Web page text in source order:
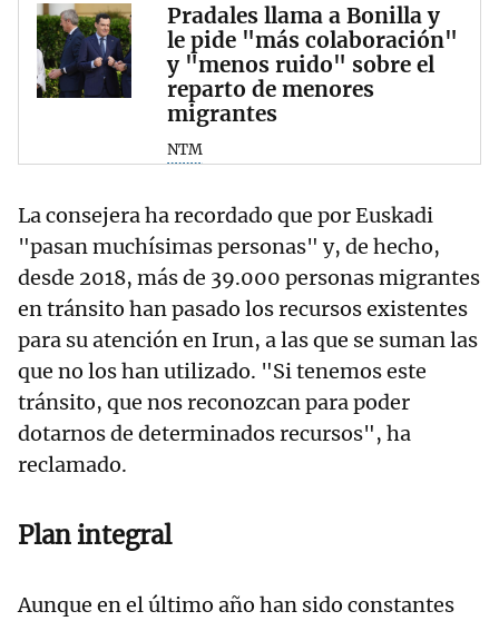
Pradales llama a Bonilla y
le pide "más colaboración"
y "menos ruido" sobre el
reparto de menores
migrantes
NTM
La consejera ha recordado que por Euskadi
"pasan muchísimas personas" y, de hecho,
desde 2018, más de 39.000 personas migrantes
en tránsito han pasado los recursos existentes
para su atención en Irun, a las que se suman las
que no los han utilizado. "Si tenemos este
tránsito, que nos reconozcan para poder
dotarnos de determinados recursos", ha
reclamado.
Plan integral
Aunque en el último año han sido constantes